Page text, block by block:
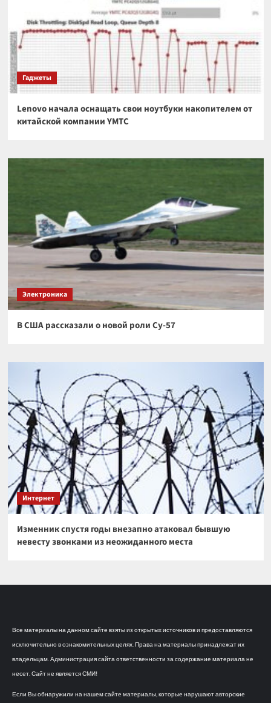
Гаджеты
Lenovo начала оснащать свои ноутбуки накопителем от
китайской компании YMTC
Электроника
В США рассказали о новой роли Су-57
Интернет
Изменник спустя годы внезапно атаковал бывшую
невесту звонками из неожиданного места
Все материалы на данном сайте взяты из открытых источников и предоставляются
исключительно в ознакомительных целях. Права на материалы принадлежат их
владельцам. Администрация сайта ответственности за содержание материала не
несет. Сайт не является СМИ!
Если Вы обнаружили на нашем сайте материалы, которые нарушают авторские